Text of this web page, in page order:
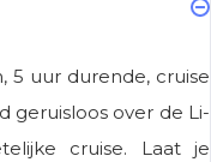
5 uur durende, cruise
geruisloos over de Li-
cruise. Laat je